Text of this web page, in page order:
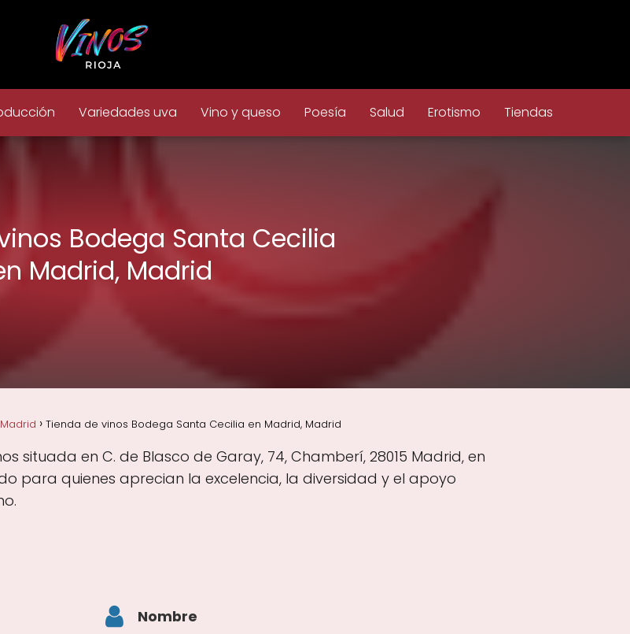
Variedades uva Vino y queso Poesía Salud Erotismo Tiendas
Bodega Santa Cecilia
Madrid, Madrid
Tienda de vinos Bodega Santa Cecilia en Madrid, Madrid
situada en C. de Blasco de Garay, 74, Chamberí, 28015 Madrid, en
para quienes aprecian la excelencia, la diversidad y el apoyo
Nombre